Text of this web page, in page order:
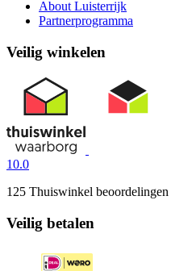
About Luisterrijk
Partnerprogramma
Veilig winkelen
10.0
125 Thuiswinkel beoordelingen
Veilig betalen